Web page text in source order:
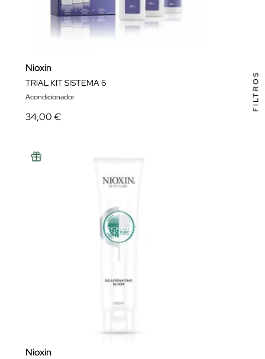
Nioxin
TRIAL KIT SISTEMA 6
Acondicionador
34,00 €
Nioxin
FILTROS